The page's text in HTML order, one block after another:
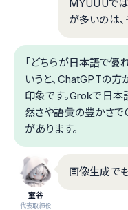
MYUUUで
が多いのは
「どちらが日本語で優
いうと、ChatGPTの
印象です。Grokで日本
然さや語彙の豊かさ
があります。
室谷
代表取締役
画像生成で